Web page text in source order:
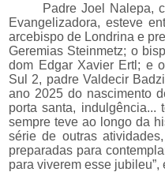
Padre Joel Nalepa,
Evangelizadora, esteve
arcebispo de Londrina e
Geremias Steinmetz; o
dom Edgar Xavier Ertl; e
Sul 2, padre Valdecir
ano 2025 do nascimento
porta santa,
sempre teve ao longo da
série de outras
preparadas para
para viverem esse